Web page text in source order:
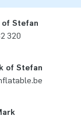
of Stefan
320
of Stefan